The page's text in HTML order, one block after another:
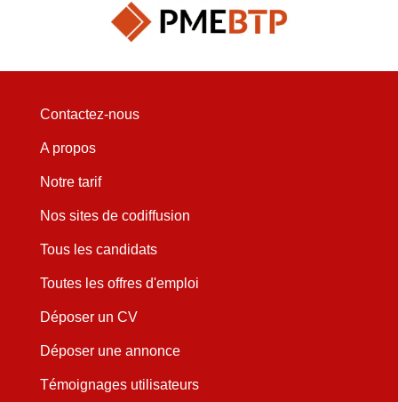
Contactez-nous
A propos
Notre tarif
Nos sites de codiffusion
Tous les candidats
Toutes les offres d'emploi
Déposer un CV
Déposer une annonce
Témoignages utilisateurs